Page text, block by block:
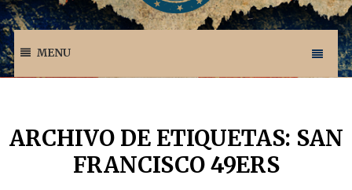
MENU
ARCHIVO DE ETIQUETAS: SAN
FRANCISCO 49ERS